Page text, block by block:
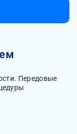
Передовые